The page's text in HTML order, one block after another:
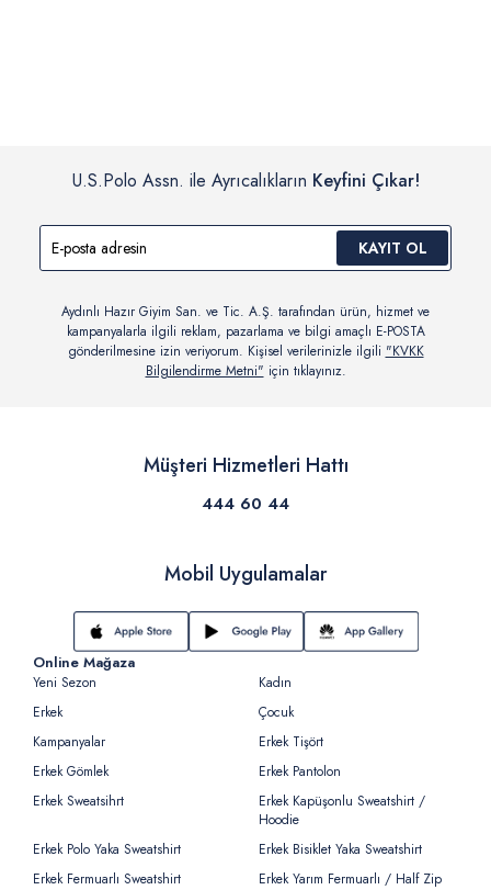
U.S.Polo Assn. ile Ayrıcalıkların Keyfini Çıkar!
KAYIT OL
Aydınlı Hazır Giyim San. ve Tic. A.Ş. tarafından ürün, hizmet ve
kampanyalarla ilgili reklam, pazarlama ve bilgi amaçlı E-POSTA
gönderilmesine izin veriyorum. Kişisel verilerinizle ilgili "KVKK
Bilgilendirme Metni" için tıklayınız.
Müşteri Hizmetleri Hattı
444 60 44
Mobil Uygulamalar
Online Mağaza
Yeni Sezon
Kadın
Erkek
Çocuk
Kampanyalar
Erkek Tişört
Erkek Gömlek
Erkek Pantolon
Erkek Sweatsihrt
Erkek Kapüşonlu Sweatshirt /
Hoodie
Erkek Polo Yaka Sweatshirt
Erkek Bisiklet Yaka Sweatshirt
Erkek Fermuarlı Sweatshirt
Erkek Yarım Fermuarlı / Half Zip